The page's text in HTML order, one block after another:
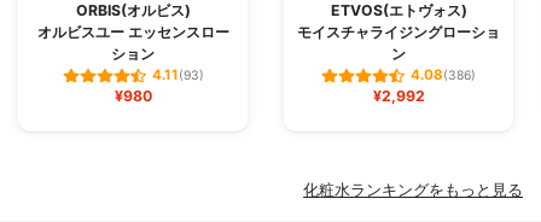
ORBIS(オルビス)
オルビスユー エッセンスロー
ション
4.11(93)
¥980
ETVOS(エトヴォス)
モイスチャライジングローショ
ン
4.08(386)
¥2,992
化粧水ランキングをもっと見る